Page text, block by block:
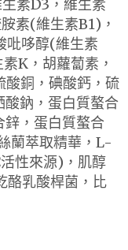
素D3，維生素
素(維生素B1)，
吡哆醇(維生素
K，胡蘿蔔素，
銅，碘酸鈣，硫
鈉，蛋白質螯合
鋅，蛋白質螯合
蘭萃取精華，L-
性來源)，肌醇
酪乳酸桿菌，比